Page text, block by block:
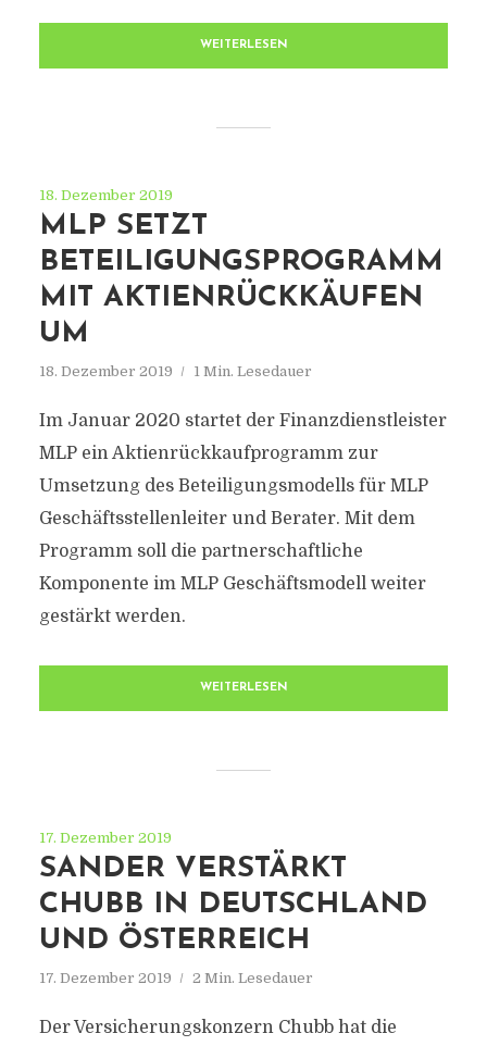
WEITERLESEN
18. Dezember 2019
MLP SETZT
BETEILIGUNGSPROGRAMM
MIT AKTIENRÜCKKÄUFEN
UM
18. Dezember 2019 1 Min. Lesedauer
Im Januar 2020 startet der Finanzdienstleister
MLP ein Aktienrückkaufprogramm zur
Umsetzung des Beteiligungsmodells für MLP
Geschäftsstellenleiter und Berater. Mit dem
Programm soll die partnerschaftliche
Komponente im MLP Geschäftsmodell weiter
gestärkt werden.
WEITERLESEN
17. Dezember 2019
SANDER VERSTÄRKT
CHUBB IN DEUTSCHLAND
UND ÖSTERREICH
17. Dezember 2019 2 Min. Lesedauer
Der Versicherungskonzern Chubb hat die